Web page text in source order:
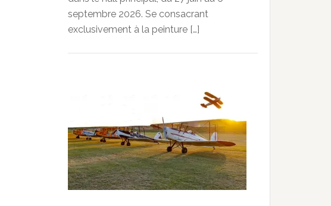
septembre 2026. Se consacrant
exclusivement à la peinture […]